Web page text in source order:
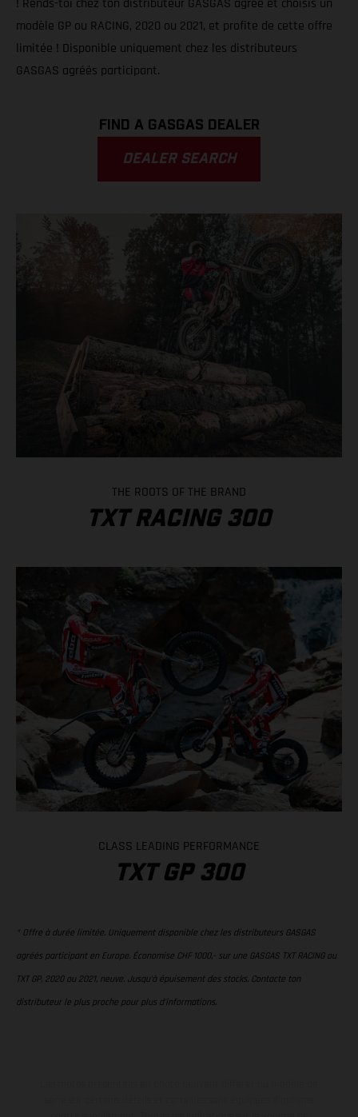
! Rends-toi chez ton distributeur GASGAS agréé et choisis un
modèle GP ou RACING, 2020 ou 2021, et profite de cette offre
limitée ! Disponible uniquement chez les distributeurs
GASGAS agréés participant.
FIND A GASGAS DEALER
DEALER SEARCH
THE ROOTS OF THE BRAND
TXT RACING 300
CLASS LEADING PERFORMANCE
TXT GP 300
* Offre à durée limitée. Uniquement disponible chez les distributeurs GASGAS
agréés participant en Europe. Économise CHF 1000,- sur une GASGAS TXT RACING ou
TXT GP, 2020 ou 2021, neuve. Jusqu'à épuisement des stocks. Contacte ton
distributeur le plus proche pour plus d'informations.